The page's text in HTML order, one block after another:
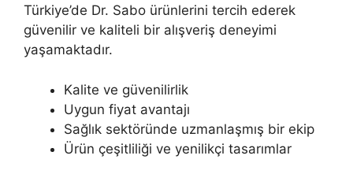
Türkiye’de Dr. Sabo ürünlerini tercih ederek
güvenilir ve kaliteli bir alışveriş deneyimi
yaşamaktadır.
Kalite ve güvenilirlik
Uygun fiyat avantajı
Sağlık sektöründe uzmanlaşmış bir ekip
Ürün çeşitliliği ve yenilikçi tasarımlar